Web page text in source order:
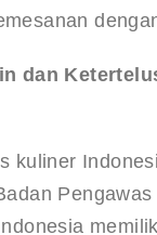
dan
kuliner